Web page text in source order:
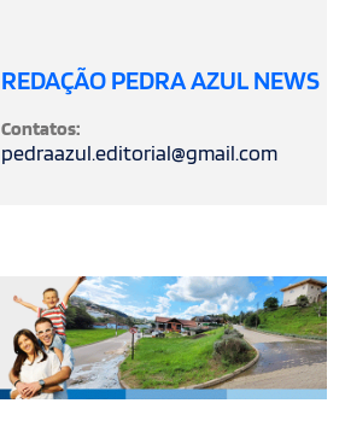
REDAÇÃO PEDRA AZUL NEWS
Contatos:
pedraazul.editorial@gmail.com